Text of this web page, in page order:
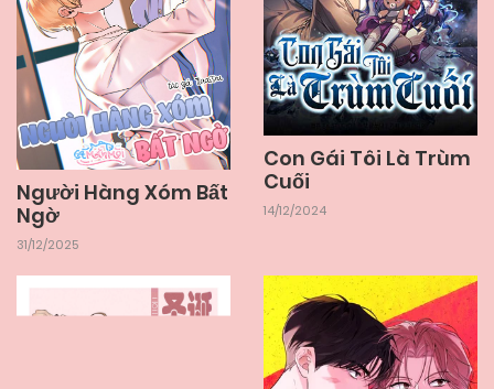
Người Hàng Xóm Bất
Ngờ
31/12/2025
Con Gái Tôi Là Trùm
Cuối
14/12/2024